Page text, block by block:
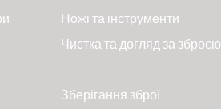
Ножі та інструменти
Чистка та догляд за зброєю
Зберігання зброї